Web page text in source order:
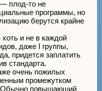
плод-то не
программы, но
берутся крайне
и не в каждой
даже I группы,
придется заплатить
стандарта.
очень пожилых
промежутком
Обычно повышающий